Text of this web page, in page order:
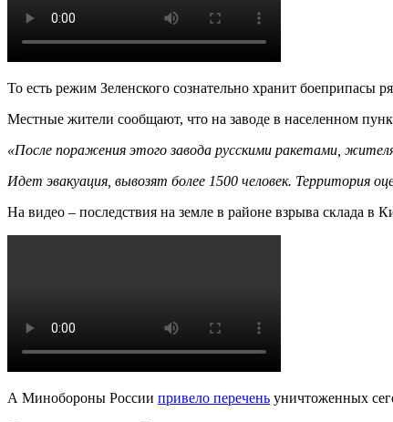
То есть режим Зеленского сознательно хранит боеприпасы
Местные жители сообщают, что на заводе в населенном
«После поражения этого завода русскими ракетами,
Идет эвакуация, вывозят более 1500 человек. Территория
На видео – последствия на земле в районе взрыва склада в
А Минобороны России привело перечень уничтоженных